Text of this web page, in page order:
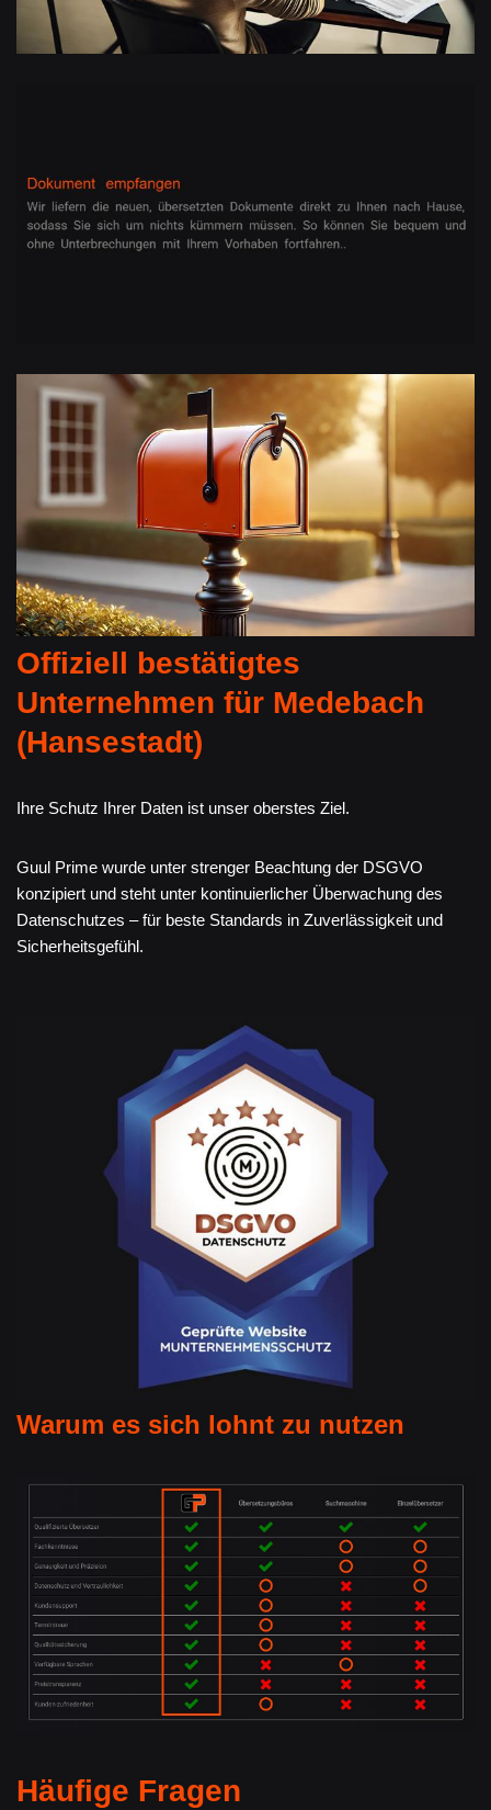
Offiziell bestätigtes
Unternehmen für Medebach
(Hansestadt)
Ihre Schutz Ihrer Daten ist unser oberstes Ziel.
Guul Prime wurde unter strenger Beachtung der DSGVO
konzipiert und steht unter kontinuierlicher Überwachung des
Datenschutzes – für beste Standards in Zuverlässigkeit und
Sicherheitsgefühl.
Warum es sich lohnt zu nutzen
Häufige Fragen